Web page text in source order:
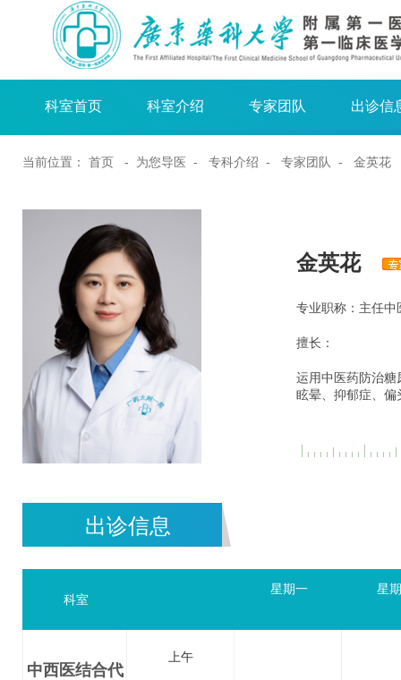
科室首页 科室介绍 专家团队 出诊信
当前位置： 首页 - 为您导医 - 专科介绍 - 专家团队 - 金英花
金英花
专业职称：主任中
擅长：
运用中医药防治糖
眩晕、抑郁症、偏
出诊信息
科室
星期一 星
中西医结合代
上午